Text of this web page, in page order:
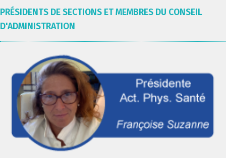
PRÉSIDENTS DE SECTIONS ET MEMBRES DU CONSEIL
D'ADMINISTRATION